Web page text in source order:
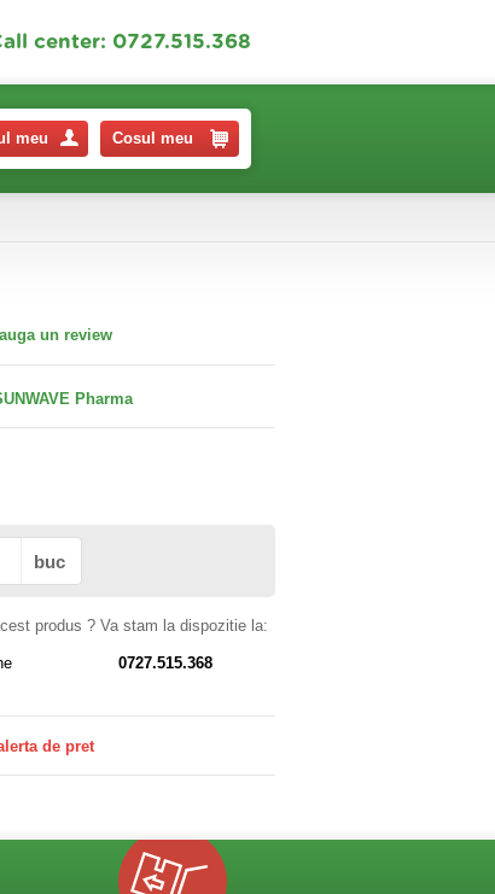
center: 0727.515.368
meu Cosul meu
un review
Pharma
buc
produs ? Va stam la dispozitie la:
0727.515.368
de pret